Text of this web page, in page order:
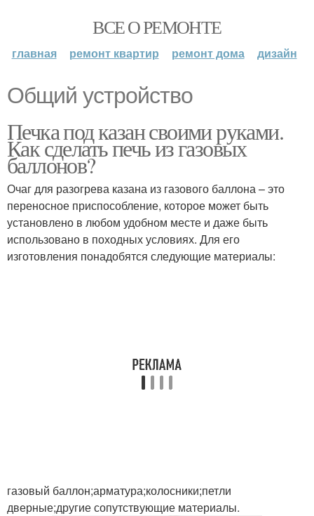
ВСЕ О РЕМОНТЕ
главная ремонт квартир ремонт дома дизайн
Общий устройство
Печка под казан своими руками.
Как сделать печь из газовых
баллонов?
Очаг для разогрева казана из газового баллона – это
переносное приспособление, которое может быть
установлено в любом удобном месте и даже быть
использовано в походных условиях. Для его
изготовления понадобятся следующие материалы:
газовый баллон;арматура;колосники;петли
дверные;другие сопутствующие материалы.